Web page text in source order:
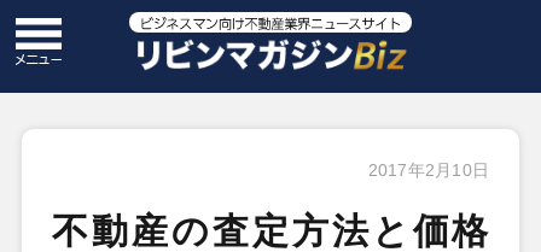
2017年2月10日
不動産の査定方法と価格